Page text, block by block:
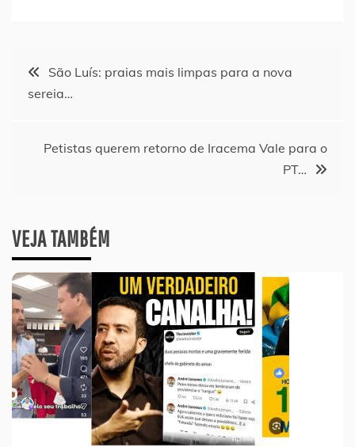
Navegação
Post
São Luís: praias mais limpas para a nova
sereia…
Petistas querem retorno de Iracema Vale para o
PT…
VEJA TAMBÉM